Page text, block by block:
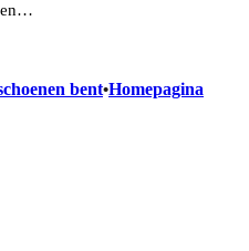
bent•Homepagina